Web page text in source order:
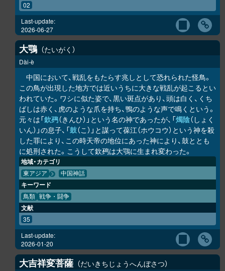
02
Last-update:
2026-06-27
大鶚 たいがく
Dài-è
中国において、戦乱をもたらす兆しとして恐れられた怪鳥。
この鳥が出現した地方では近いうちに大きな戦乱が起こるとい
われていた。ワシに似た姿で、黒い斑点があり、頭は白く、くち
ばしは赤く、虎のような爪を持ち、鴨のような声で鳴くという。
元々は「欽䲹（きんひ）」という名の神であったが、「燭陰（しょく
いん）」の息子、「鼓（こ）」と謀って葆江（ホウコウ）という神を殺
した罪により、この時天帝の地位にあった神により、鼓ととも
に処刑された。こうして欽䲹は大鶚に生まれ変わった。
地域・カテゴリ
東アジア 中国神話
キーワード
鳥類 戦争・闘争
文献
35
Last-update:
2026-01-20
大吉祥変菩薩 だいきちじょうへんぼさつ